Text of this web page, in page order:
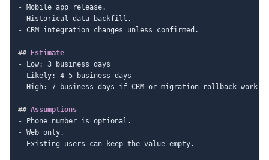
-
-
- CRM integration changes unless confirmed.
## Estimate
-
-
- High: 7 business days if CRM or migration rollback work
## Assumptions
-
-
- Existing users can keep the value empty.